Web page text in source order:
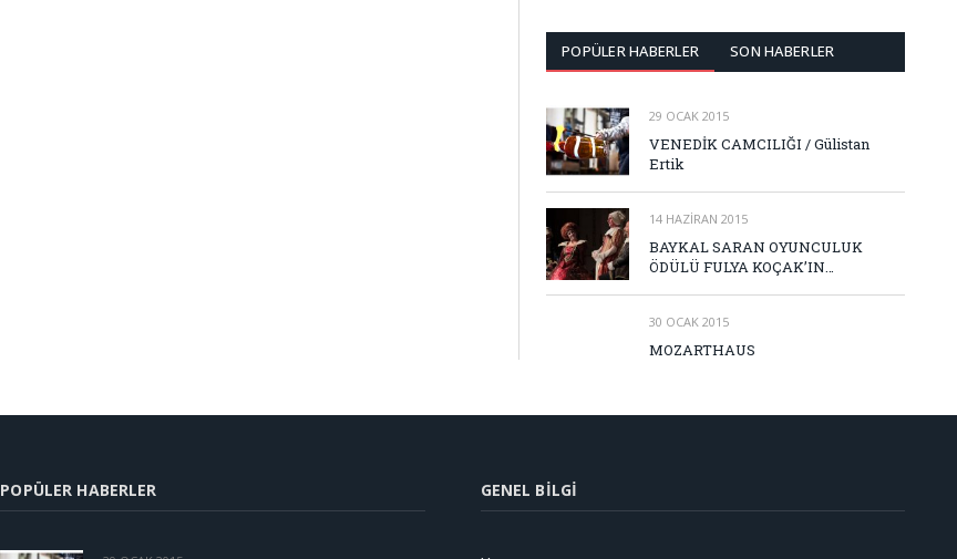
POPÜLER HABERLER SON HABERLER
29 OCAK 2015
VENEDİK CAMCILIĞI / Gülistan
Ertik
14 HAZIRAN 2015
BAYKAL SARAN OYUNCULUK
ÖDÜLÜ FULYA KOÇAK’IN…
30 OCAK 2015
MOZARTHAUS
POPÜLER HABERLER GENEL BILGI